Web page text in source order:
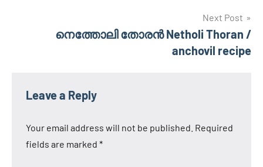
Next Post
നെത്തോലി തോരന്‍ Netholi Thoran /
anchovil recipe
Leave a Reply
Your email address will not be published. Required
fields are marked *